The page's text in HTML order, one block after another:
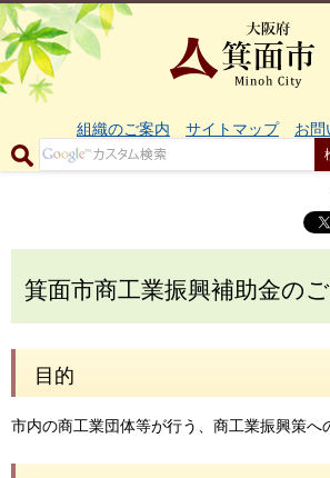
組織のご案内 サイトマップ お問
箕面市商工業振興補助金の
目的
市内の商工業団体等が行う、商工業振興策へ